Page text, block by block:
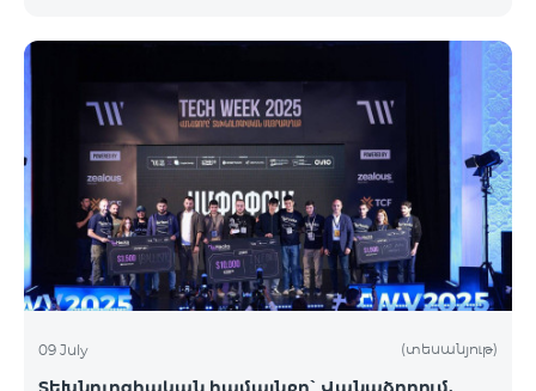
09 July (տեսանյութ)